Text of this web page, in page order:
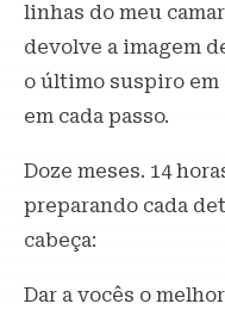
linhas do meu
devolve a imagem
o último suspiro em
em cada passo.
Doze meses. 14
preparando cada
cabeça:
Dar a vocês o